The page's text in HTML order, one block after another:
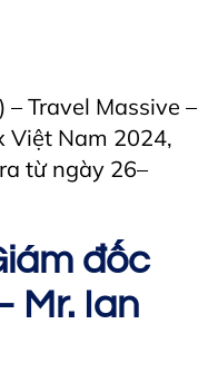
Travel Massive –
Việt Nam 2024,
từ ngày 26–
đốc
Mr. Ian